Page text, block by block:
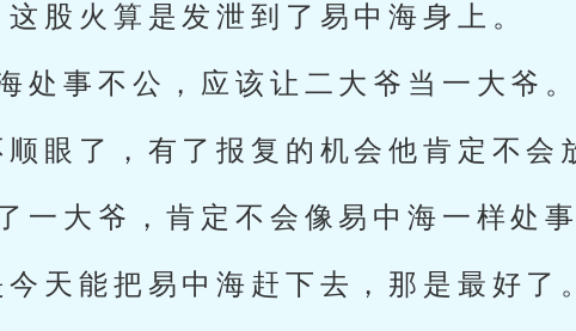
股火算是发泄到了易中海身上。
处事不公，应该让二大爷当一大爷
眼了，有了报复的机会他肯定不会
一大爷，肯定不会像易中海一样处
天能把易中海赶下去，那是最好了